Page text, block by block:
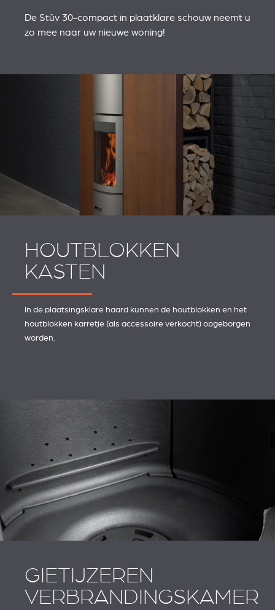
De Stûv 30-compact in plaatklare schouw neemt u
zo mee naar uw nieuwe woning!
HOUTBLOKKEN
KASTEN
In de plaatsingsklare haard kunnen de houtblokken en het
houtblokken karretje (als accessoire verkocht) opgeborgen
worden.
GIETIJZEREN
VERBRANDINGSKAMER